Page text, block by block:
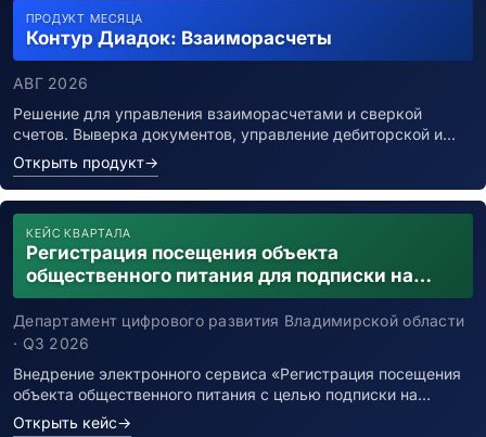
ПРОДУКТ МЕСЯЦА
Контур Диадок: Взаиморасчеты
АВГ 2026
Решение для управления взаиморасчетами и сверкой
счетов. Выверка документов, управление дебиторской и…
Открыть продукт→
КЕЙС КВАРТАЛА
Регистрация посещения объекта
общественного питания для подписки на
уведомления о возможном контакте с
заболевшим новой коронавирусной
инфекцией
Департамент цифрового развития Владимирской области
· Q3 2026
Внедрение электронного сервиса «Регистрация посещения
объекта общественного питания с целью подписки на…
Открыть кейс→